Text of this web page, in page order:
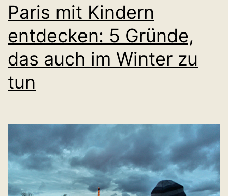
Paris mit Kindern
entdecken: 5 Gründe,
das auch im Winter zu
tun